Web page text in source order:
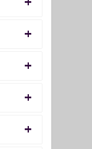
+
+
+
+